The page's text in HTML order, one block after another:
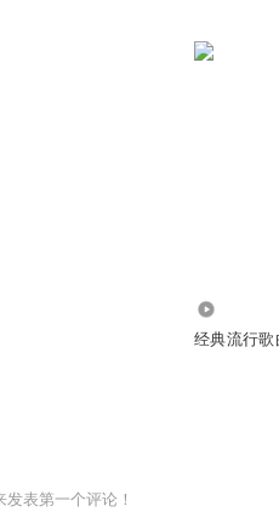
经典流行
表第一个评论！